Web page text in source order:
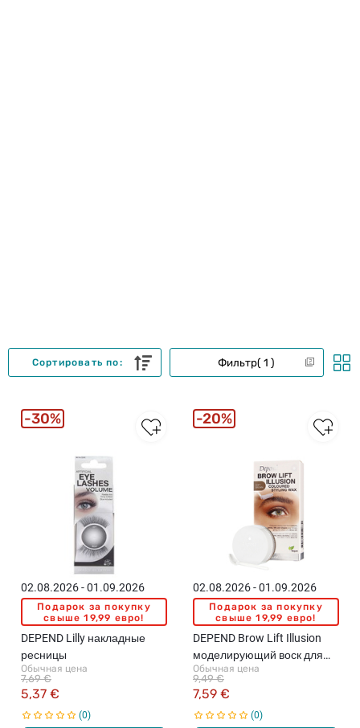
Фильтр 1
Сортировать по:
02.08.2026 - 01.09.2026
Подарок за покупку
свыше 19,99 евро!
DEPEND Lilly накладные
ресницы
Обычная цена
5,37 €
7,69 €
0
30%
02.08.2026 - 01.09.2026
Подарок за покупку
свыше 19,99 евро!
DEPEND Brow Lift Illusion
моделирующий воск для
бровей, Soft Brown, 5г
Обычная цена
7,59 €
9,49 €
0
20%